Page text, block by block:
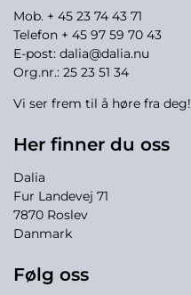
Mob. + 45 23 74 43 71
Telefon + 45 97 59 70 43
E-post: dalia@dalia.nu
Org.nr.: 25 23 51 34
Vi ser frem til å høre fra deg!
Her finner du oss
Dalia
Fur Landevej 71
7870 Roslev
Danmark
Følg oss